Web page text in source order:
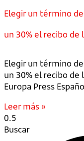
Elegir un término
un 30% el recibo de
Elegir un término
un 30% el recibo de
Europa Press
Leer más »
Buscar